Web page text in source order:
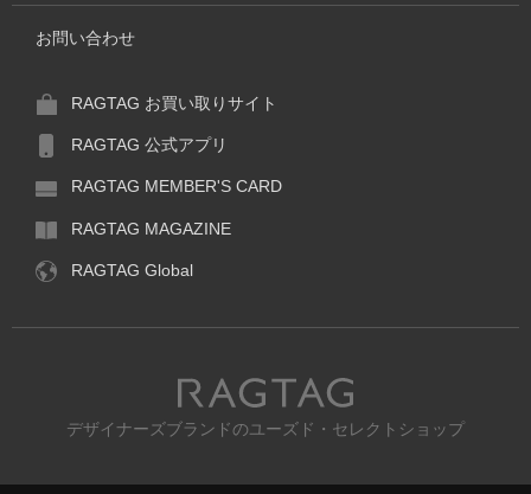
お問い合わせ
RAGTAG お買い取りサイト
RAGTAG 公式アプリ
RAGTAG MEMBER'S CARD
RAGTAG MAGAZINE
RAGTAG Global
RAGTAG
デザイナーズブランドのユーズド・セレクトショップ